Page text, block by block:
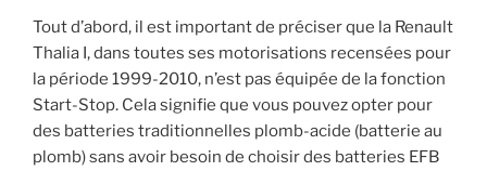
Tout d’abord, il est important de préciser que la Renault
Thalia I, dans toutes ses motorisations recensées pour
la période 1999-2010, n’est pas équipée de la fonction
Start-Stop. Cela signifie que vous pouvez opter pour
des batteries traditionnelles plomb-acide (batterie au
plomb) sans avoir besoin de choisir des batteries EFB